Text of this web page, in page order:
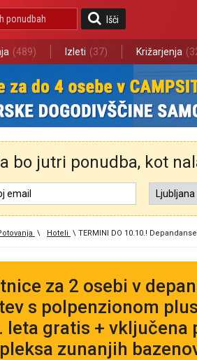
Išči
(489) Izleti (37) Križarjenja
bo jutri ponudba, kot
\ Hoteli \ TERMINI DO 10.10.!
za 2 osebi v
s polpenzionom
leta gratis + vključena
zunanjih